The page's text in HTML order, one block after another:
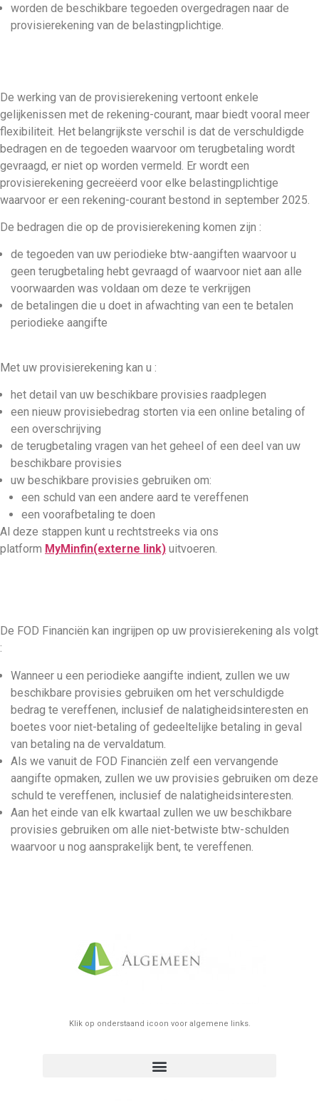
worden de beschikbare tegoeden overgedragen naar de
provisierekening van de belastingplichtige.
De werking van de provisierekening vertoont enkele
gelijkenissen met de rekening-courant, maar biedt vooral meer
flexibiliteit. Het belangrijkste verschil is dat de verschuldigde
bedragen en de tegoeden waarvoor om terugbetaling wordt
gevraagd, er niet op worden vermeld. Er wordt een
provisierekening gecreëerd voor elke belastingplichtige
waarvoor er een rekening-courant bestond in september 2025.
De bedragen die op de provisierekening komen zijn :
de tegoeden van uw periodieke btw-aangiften waarvoor u
geen terugbetaling hebt gevraagd of waarvoor niet aan alle
voorwaarden was voldaan om deze te verkrijgen
de betalingen die u doet in afwachting van een te betalen
periodieke aangifte
Met uw provisierekening kan u :
het detail van uw beschikbare provisies raadplegen
een nieuw provisiebedrag storten via een online betaling of
een overschrijving
de terugbetaling vragen van het geheel of een deel van uw
beschikbare provisies
uw beschikbare provisies gebruiken om:
een schuld van een andere aard te vereffenen
een voorafbetaling te doen
Al deze stappen kunt u rechtstreeks via ons
platform MyMinfin(externe link) uitvoeren.
De FOD Financiën kan ingrijpen op uw provisierekening als volgt
:
Wanneer u een periodieke aangifte indient, zullen we uw
beschikbare provisies gebruiken om het verschuldigde
bedrag te vereffenen, inclusief de nalatigheidsinteresten en
boetes voor niet-betaling of gedeeltelijke betaling in geval
van betaling na de vervaldatum.
Als we vanuit de FOD Financiën zelf een vervangende
aangifte opmaken, zullen we uw provisies gebruiken om deze
schuld te vereffenen, inclusief de nalatigheidsinteresten.
Aan het einde van elk kwartaal zullen we uw beschikbare
provisies gebruiken om alle niet-betwiste btw-schulden
waarvoor u nog aansprakelijk bent, te vereffenen.
Klik op onderstaand icoon voor algemene links.